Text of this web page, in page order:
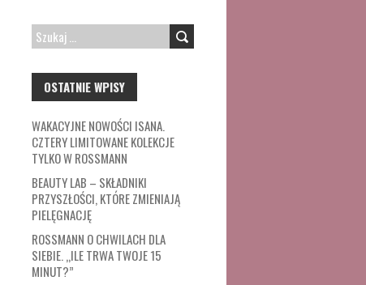
SZUKAJ:
OSTATNIE WPISY
WAKACYJNE NOWOŚCI ISANA.
CZTERY LIMITOWANE KOLEKCJE
TYLKO W ROSSMANN
BEAUTY LAB – SKŁADNIKI
PRZYSZŁOŚCI, KTÓRE ZMIENIAJĄ
PIELĘGNACJĘ
ROSSMANN O CHWILACH DLA
SIEBIE. „ILE TRWA TWOJE 15
MINUT?”